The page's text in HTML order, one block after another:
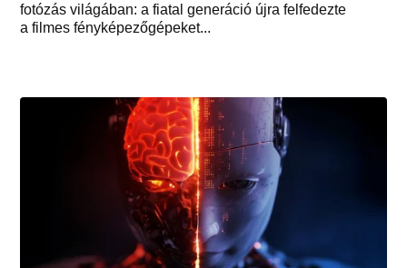
fotózás világában: a fiatal generáció újra felfedezte
a filmes fényképezőgépeket...